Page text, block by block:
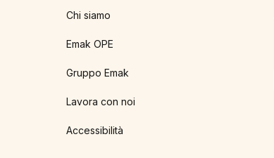
Chi siamo
Emak OPE
Gruppo Emak
Lavora con noi
Accessibilità